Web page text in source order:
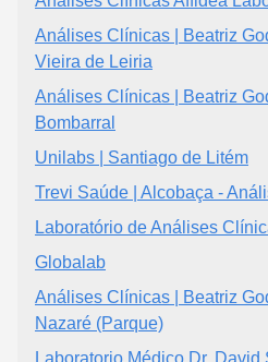
Análises Clínicas | Beatriz
Vieira de Leiria
Análises Clínicas | Beatriz
Bombarral
Unilabs | Santiago de Litém
Trevi Saúde | Alcobaça -
Laboratório de Análises
Globalab
Análises Clínicas | Beatriz
Nazaré (Parque)